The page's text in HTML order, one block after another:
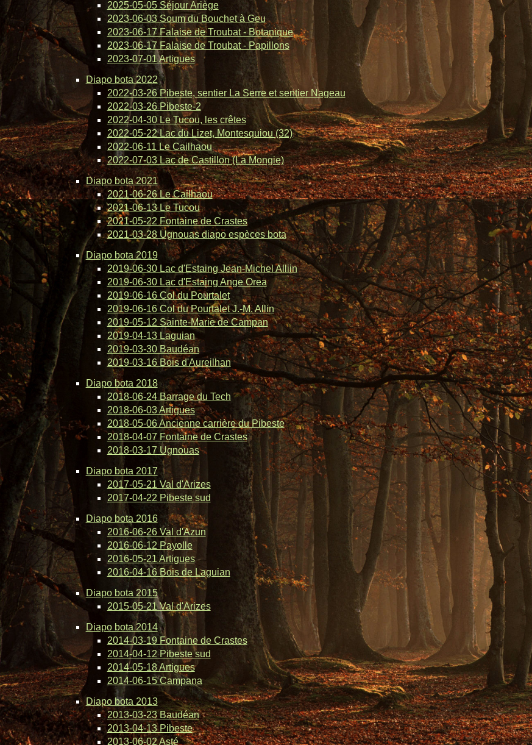
2025-05-05 Séjour Ariège
2023-06-03 Soum du Bouchet à Geu
2023-06-17 Falaise de Troubat - Botanique
2023-06-17 Falaise de Troubat - Papillons
2023-07-01 Artigues
Diapo bota 2022
2022-03-26 Pibeste, sentier La Serre et sentier Nageau
2022-03-26 Pibeste-2
2022-04-30 Le Tucou, les crêtes
2022-05-22 Lac du Lizet, Montesquiou (32)
2022-06-11 Le Cailhaou
2022-07-03 Lac de Castillon (La Mongie)
Diapo bota 2021
2021-06-26 Le Cailhaou
2021-06-13 Le Tucou
2021-05-22 Fontaine de Crastes
2021-03-28 Ugnouas diapo espèces bota
Diapo bota 2019
2019-06-30 Lac d'Estaing Jean-Michel Alliin
2019-06-30 Lac d'Estaing Ange Orea
2019-06-16 Col du Pourtalet
2019-06-16 Col du Pourtalet J.-M. Allin
2019-05-12 Sainte-Marie de Campan
2019-04-13 Laguian
2019-03-30 Baudéan
2019-03-16 Bois d'Aureilhan
Diapo bota 2018
2018-06-24 Barrage du Tech
2018-06-03 Artigues
2018-05-06 Ancienne carrière du Pibeste
2018-04-07 Fontaine de Crastes
2018-03-17 Ugnouas
Diapo bota 2017
2017-05-21 Val d'Arizes
2017-04-22 Pibeste sud
Diapo bota 2016
2016-06-26 Val d'Azun
2016-06-12 Payolle
2016-05-21 Artigues
2016-04-16 Bois de Laguian
Diapo bota 2015
2015-05-21 Val d'Arizes
Diapo bota 2014
2014-03-19 Fontaine de Crastes
2014-04-12 Pibeste sud
2014-05-18 Artigues
2014-06-15 Campana
Diapo bota 2013
2013-03-23 Baudéan
2013-04-13 Pibeste
2013-06-02 Asté